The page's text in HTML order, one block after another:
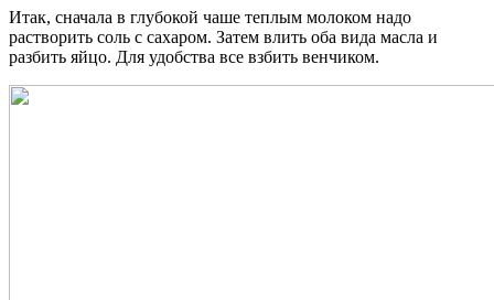
Итак, сначала в глубокой чаше теплым молоком надо
растворить соль с сахаром. Затем влить оба вида масла и
разбить яйцо. Для удобства все взбить венчиком.